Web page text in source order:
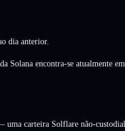
dia anterior.
Solana encontra-se atualmente em
uma carteira Solflare não-custodial